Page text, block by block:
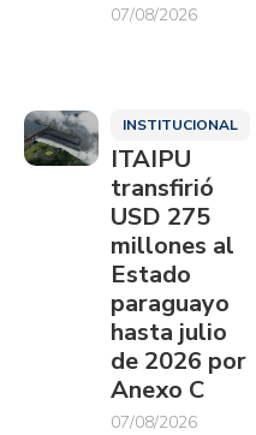
07/08/2026
INSTITUCIONAL
ITAIPU
transfirió
USD 275
millones al
Estado
paraguayo
hasta julio
de 2026 por
Anexo C
07/08/2026